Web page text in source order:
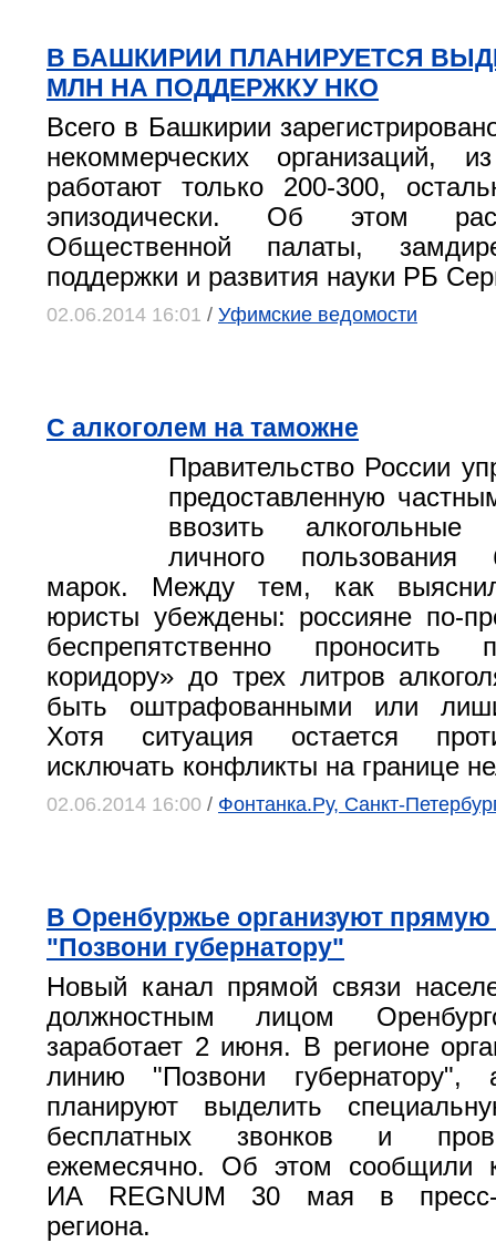
В БАШКИРИИ ПЛАНИРУЕТСЯ
МЛН НА ПОДДЕРЖКУ НКО
Всего в Башкирии
некоммерческих организаций,
работают только 200-300,
эпизодически. Об этом
Общественной палаты,
поддержки и развития науки РБ
02.06.2014 16:01 / Уфимские ведомости
С алкоголем на таможне
Правительство России
предоставленную
ввозить
личного пользования
марок. Между тем, как
юристы убеждены: россияне по-
беспрепятственно проносить
коридору» до трех литров
быть оштрафованными или
Хотя ситуация остается
исключать конфликты на границе
02.06.2014 16:00 / Фонтанка.Ру, Санкт-
В Оренбуржье организуют
"Позвони губернатору"
Новый канал прямой связи
должностным лицом
заработает 2 июня. В регионе
линию "Позвони
планируют выделить
бесплатных звонков и
ежемесячно. Об этом сообщили
ИА REGNUM 30 мая в пресс-
региона.